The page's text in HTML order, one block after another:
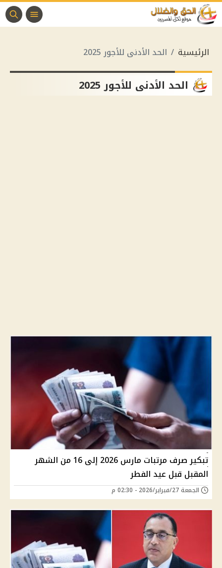
الرئيسية الحد الأدنى للأجور 2025
الحد الأدنى للأجور 2025
تبكير صرف مرتبات مارس 2026 إلى 16 من الشهر
المقبل قبل عيد الفطر
الجمعة 27/فبراير/2026 - 02:30 م